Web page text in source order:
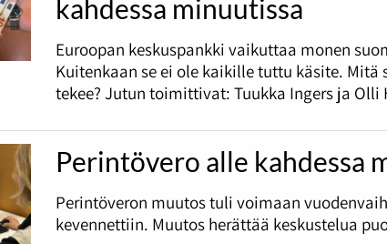
kahdessa minuutissa
Euroopan keskuspankki vaikuttaa monen
Kuitenkaan se ei ole kaikille tuttu käsite. Mitä
tekee? Jutun toimittivat: Tuukka Ingers ja Olli
Perintövero alle kahdessa
Perintöveron muutos tuli voimaan
kevennettiin. Muutos herättää keskustelua